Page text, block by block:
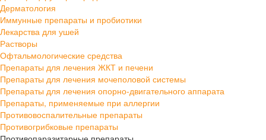
Дерматология
Иммунные препараты и пробиотики
Лекарства для ушей
Растворы
Офтальмологические средства
Препараты для лечения ЖКТ и печени
Препараты для лечения мочеполовой системы
Препараты для лечения опорно-двигательного аппарата
Препараты, применяемые при аллергии
Противовоспалительные препараты
Противогрибковые препараты